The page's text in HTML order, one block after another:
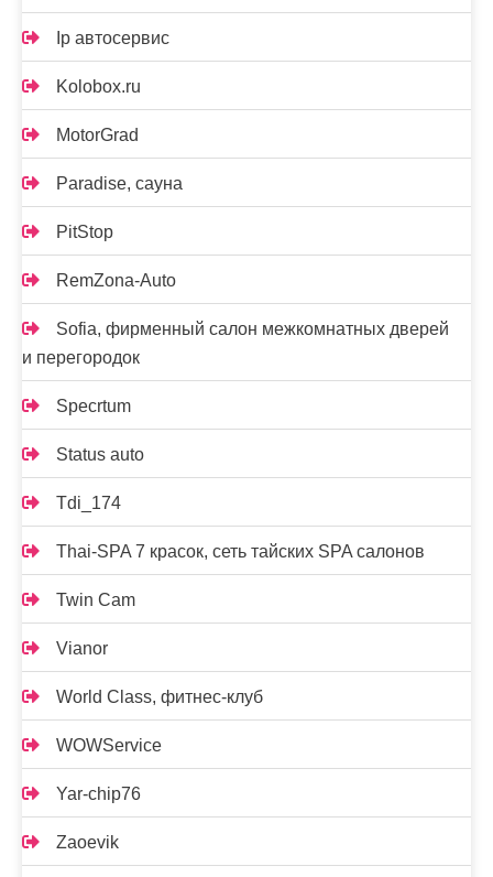
Ip автосервис
Kolobox.ru
MotorGrad
Paradise, сауна
PitStop
RemZona-Auto
Sofia, фирменный салон межкомнатных дверей
и перегородок
Specrtum
Status auto
Tdi_174
Thai-SPA 7 красок, сеть тайских SPA салонов
Twin Cam
Vianor
World Class, фитнес-клуб
WOWService
Yar-chip76
Zaoevik